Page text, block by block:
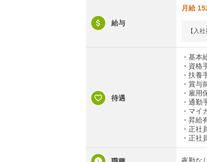
給与
月給
【入
待遇
・基本
・資格
・扶
・賞与
・雇用
・通勤
・マイ
・昇給
・正社
・正社